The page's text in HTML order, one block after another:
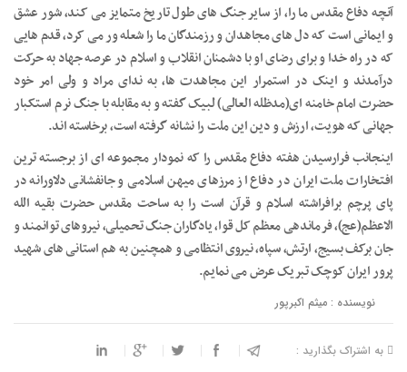
آنچه دفاع مقدس ما را، از سایر جنگ های طول تاریخ متمایز می کند، شور عشق
و ایمانی است که دل های مجاهدان و رزمندگان ما را شعله ور می کرد، قدم هایی
که در راه خدا و برای رضای او با دشمنان انقلاب و اسلام در عرصه جهاد به حرکت
درآمدند و اینک در استمرار این مجاهدت ها، به ندای مراد و ولی امر خود
حضرت امام خامنه ای(مدظله العالی) لبیک گفته و به مقابله با جنگ نرم استکبار
جهانی که هویت، ارزش و دین این ملت را نشانه گرفته است، برخاسته اند.
اینجانب فرارسیدن هفته دفاع مقدس را که نمودار مجموعه ای از برجسته ترین
افتخارات ملت ایران در دفاع از مرزهای میهن اسلامی و جانفشانی دلاورانه در
پای پرچم برافراشته اسلام و قرآن است را به ساحت مقدس حضرت بقیه الله
الاعظم(عج)، فرماندهی معظم کل قوا، یادگاران جنگ تحمیلی، نیروهای توانمند و
جان برکف بسیج، ارتش، سپاه، نیروی انتظامی و همچنین به هم استانی های شهید
پرور ایران کوچک تبریک عرض می نمایم.
نویسنده : میثم اکبرپور
به اشتراک بگذارید :